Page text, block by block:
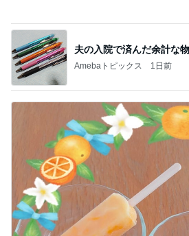
何軒も回って買えた水ようかん
Amebaトピックス 24時間前
記事を読む
療養から戻ったパパとの